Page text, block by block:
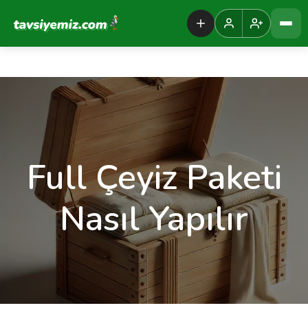
Tavsiyemiz Anasayfa
Full Çeyiz Paketi
Nasıl Yapılır